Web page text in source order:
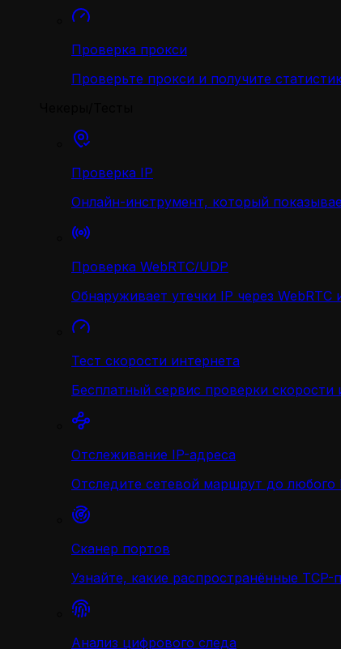
Проверка прокси
Проверьте прокси и получите
Проверка IP
Онлайн-инструмент, который
Проверка WebRTC/UDP
Обнаруживает утечки IP через
Тест скорости интернета
Бесплатный сервис проверки скорости
Отслеживание IP-адреса
Отследите сетевой маршрут до любого
Сканер портов
Узнайте, какие распространённые
Анализ цифрового следа